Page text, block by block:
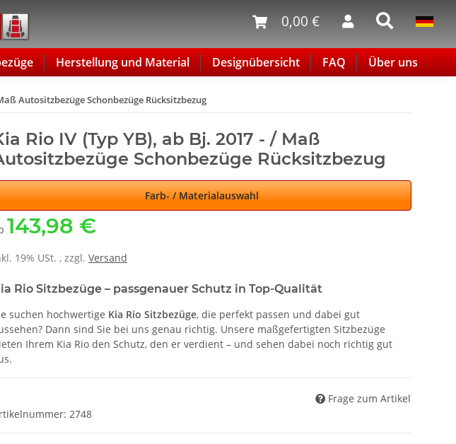
0,00 €
Herstellung und Material Designübersicht FAQ Über uns
Autositzbezüge Schonbezüge Rücksitzbezug
Rio IV (Typ YB), ab Bj. 2017 - / Maß
Schonbezüge Rücksitzbezug
Farb- / Materialauswahl
143,98 €
19% USt. , zzgl. Versand
Rio Sitzbezüge – passgenauer Schutz in Top-Qualität
suchen hochwertige Kia Rio Sitzbezüge, die perfekt passen und dabei gut
Dann sind Sie bei uns genau richtig. Unsere maßgefertigten Sitzbezüge
Ihrem Kia Rio den Schutz, den er verdient – und sehen dabei noch richtig gut
Frage zum Artikel
2748